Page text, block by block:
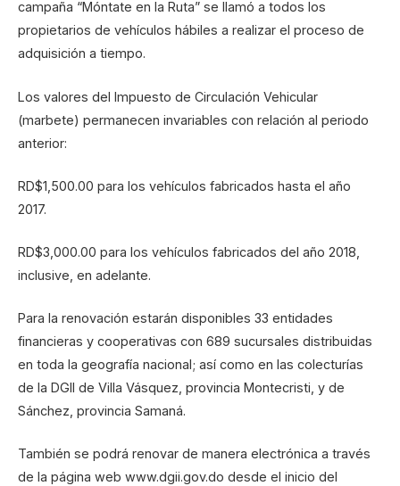
campaña “Móntate en la Ruta” se llamó a todos los
propietarios de vehículos hábiles a realizar el proceso de
adquisición a tiempo.
Los valores del Impuesto de Circulación Vehicular
(marbete) permanecen invariables con relación al periodo
anterior:
RD$1,500.00 para los vehículos fabricados hasta el año
2017.
RD$3,000.00 para los vehículos fabricados del año 2018,
inclusive, en adelante.
Para la renovación estarán disponibles 33 entidades
financieras y cooperativas con 689 sucursales distribuidas
en toda la geografía nacional; así como en las colecturías
de la DGII de Villa Vásquez, provincia Montecristi, y de
Sánchez, provincia Samaná.
También se podrá renovar de manera electrónica a través
de la página web www.dgii.gov.do desde el inicio del